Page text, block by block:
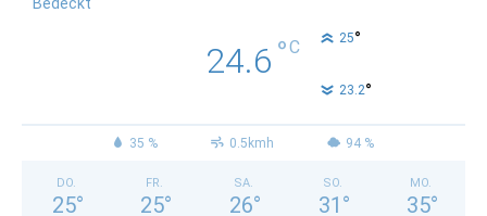
Bedeckt
24.6 °C 25°
23.2°
35 % 0.5kmh 94 %
DO.
25°
FR.
25°
SA.
26°
SO.
31 °
MO.
35°